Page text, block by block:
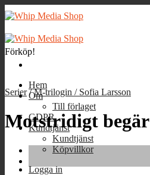
Skip
to
Hem
Om
Till förlaget
GDPR
Kundtjänst
Kundtjänst
Köpvillkor
Logga in
Förköp!
Serier / M-trilogin / Sofia Larsson
Motstridigt begär